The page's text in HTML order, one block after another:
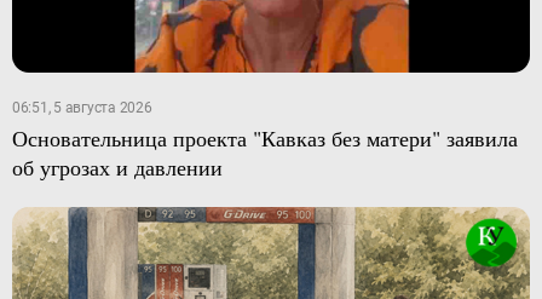
06:51, 5 августа 2026
Основательница проекта "Кавказ без матери" заявила
об угрозах и давлении